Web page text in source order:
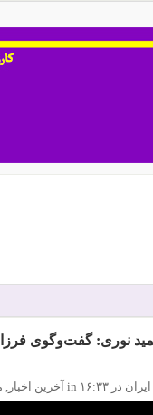
نوری: گفت‌وگوی
در ۱۶:۳۳ in آخرین اخبار,